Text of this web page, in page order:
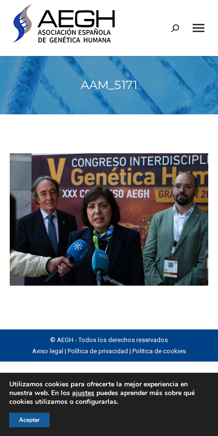
Buscar:
AAM_5171
© AEGH - Todos los derechos reservados
Aviso legal | Política de privacidad | Politica de cookies
Utilizamos cookies para ofrecerte la mejor experiencia en
nuestra web. En los ajustes puedes aprender más sobre qué
cookies utilizamos o configurarlas.
Aceptar